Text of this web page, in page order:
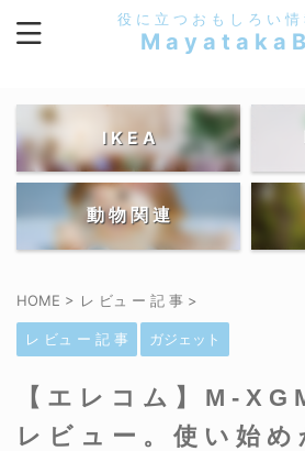
役 に 立 つ お も し ろ い 情
M a y a t a k a
I K E A
動 物 関 連
HOME > レ ビュ ー 記 事 >
レ ビュ ー 記 事 ガジェット
【エレコム】M-
レビュー。使い始め